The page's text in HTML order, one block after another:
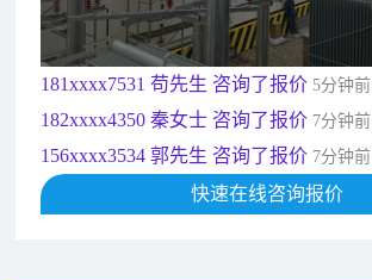
135xxxx6654 张先生 咨询了报价
181xxxx7531 苟先生 咨询了报价5分钟前
182xxxx4350 秦女士 咨询了报价 7分钟前
156xxxx3534 郭先生 咨询了报价 7分钟前
192xxxx2920 周先生 咨询了报价 10分钟前
189xxxx6562 王先生 咨询了报价1秒前
快速在线咨询报价